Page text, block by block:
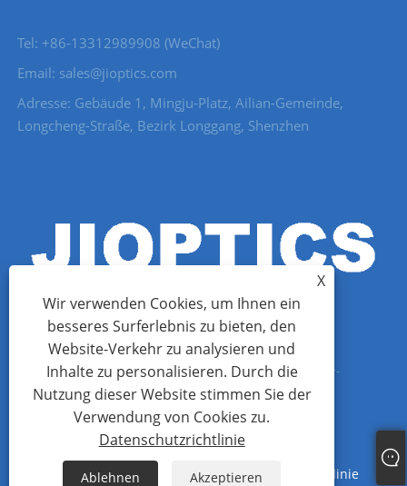
Tel: +86-13312989908 (WeChat)
Email: sales@jioptics.com
Adresse: Gebäude 1, Mingju-Platz, Ailian-Gemeinde,
Longcheng-Straße, Bezirk Longgang, Shenzhen
Copyright © 2022 Shenzhen Jioptics Technology Co., Ltd – Laser-
Entfernungsmessermodul, Zoom-MWIR-Kamera – Alle Rechte
Sitemap XML Datenschutzrichtlinie
X
Wir verwenden Cookies, um Ihnen ein
besseres Surferlebnis zu bieten, den
Website-Verkehr zu analysieren und
Inhalte zu personalisieren. Durch die
Nutzung dieser Website stimmen Sie der
Verwendung von Cookies zu.
Datenschutzrichtlinie
Ablehnen Akzeptieren